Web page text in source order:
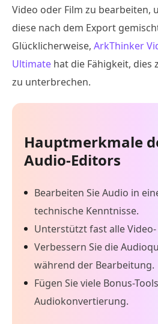
Video oder Film zu bearbeiten,
diese nach dem Export
Glücklicherweise, ArkThinker
Ultimate hat die Fähigkeit, dies
zu unterbrechen.
Hauptmerkmale
Audio-Editors
Bearbeiten Sie Audio in
technische Kenntnisse.
Unterstützt fast alle
Verbessern Sie die
während der Bearbeitung.
Fügen Sie viele Bonus-
Audiokonvertierung.